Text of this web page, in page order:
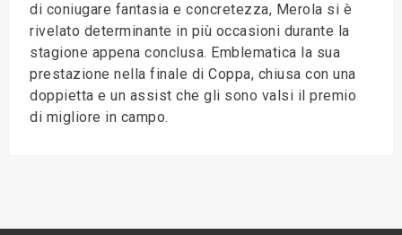
di coniugare fantasia e concretezza, Merola si è
rivelato determinante in più occasioni durante la
stagione appena conclusa. Emblematica la sua
prestazione nella finale di Coppa, chiusa con una
doppietta e un assist che gli sono valsi il premio
di migliore in campo.